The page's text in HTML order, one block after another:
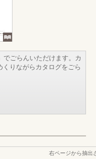
でごらんいただけます。カ
りながらカタログをごら
右ページから抽出